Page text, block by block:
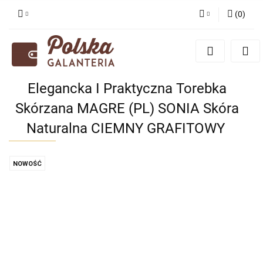
Zaloguj się
(0)
Elegancka I Praktyczna Torebka
Skórzana MAGRE (PL) SONIA Skóra
Naturalna CIEMNY GRAFITOWY
NOWOŚĆ